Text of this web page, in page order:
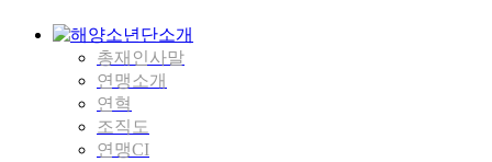
총재인사말
연맹소개
연혁
조직도
연맹CI